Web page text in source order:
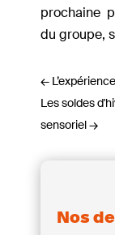
prochaine
du groupe,
←
Les soldes
sensoriel→
Nos